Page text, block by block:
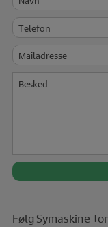
Telefon
Mailadresse
Følg Symaskine